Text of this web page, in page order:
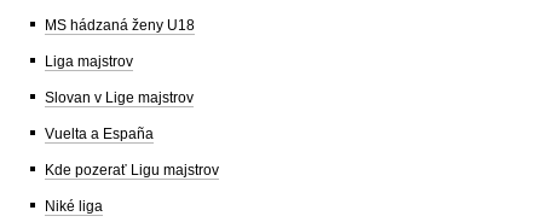
MS hádzaná ženy U18
Liga majstrov
Slovan v Lige majstrov
Vuelta a España
Kde pozerať Ligu majstrov
Niké liga